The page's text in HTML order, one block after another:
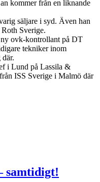
kommer från en liknande
säljare i syd. Även han
Sverige.
ovk-kontrollant på DT
tekniker inom
i Lund på Lassila &
ISS Sverige i Malmö där
samtidigt!